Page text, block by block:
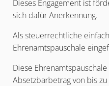
Dieses Engagement ist
sich dafür Anerkennung.
Als steuerrechtliche
Ehrenamtspauschale
Diese
Absetzbarbetrag von bis